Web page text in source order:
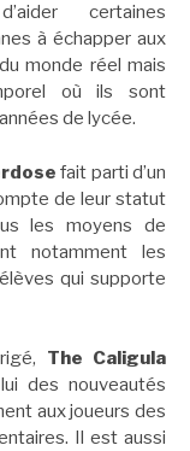
certaines
à échapper aux
monde réel mais
où ils sont
de lycée.
fait parti d’un
de leur statut
les moyens de
notamment les
qui supporte
The Caligula
des nouveautés
aux joueurs des
Il est aussi